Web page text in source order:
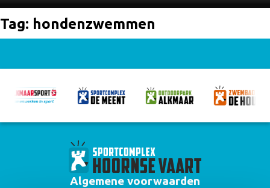
Tag: hondenzwemmen
Algemene voorwaarden